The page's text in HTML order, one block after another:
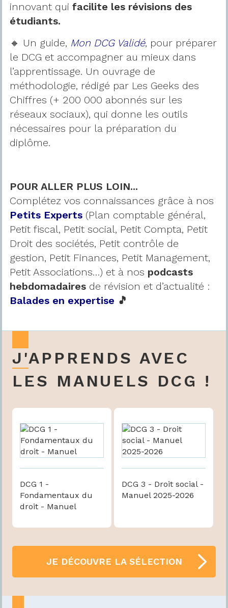
innovant quifacilite les révisions des
étudiants.
🔸 Un guide, Mon DCG Validé, pour préparer
le DCG et accompagner au mieux dans
l’apprentissage. Un ouvrage de
méthodologie, rédigé par Les Geeks des
Chiffres (+ 200 000 abonnés sur les
réseaux sociaux), qui donne les outils
nécessaires pour la préparation du
diplôme.
POUR ALLER PLUS LOIN...
Complétez vos connaissances grâce à nos
Petits Experts (Plan comptable général,
Petit fiscal, Petit social, Petit Compta, Petit
Droit des sociétés, Petit contrôle de
gestion, Petit Finances, Petit Management,
Petit Associations…) et à nos podcasts
hebdomadaires de révision et d’actualité :
Balades en expertise 🎵
J'APPRENDS AVEC
LES MANUELS DCG !
DCG 1 -
Fondamentaux du
droit - Manuel
DCG 3 - Droit social -
Manuel 2025-2026
JE DÉCOUVRE LA SÉLECTION